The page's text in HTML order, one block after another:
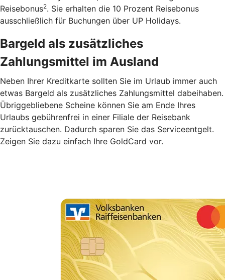
Reisebonus2. Sie erhalten die 10 Prozent Reisebonus
ausschließlich für Buchungen über UP Holidays.
Bargeld als zusätzliches
Zahlungsmittel im Ausland
Neben Ihrer Kreditkarte sollten Sie im Urlaub immer auch
etwas Bargeld als zusätzliches Zahlungsmittel dabeihaben.
Übriggebliebene Scheine können Sie am Ende Ihres
Urlaubs gebührenfrei in einer Filiale der Reisebank
zurücktauschen. Dadurch sparen Sie das Serviceentgelt.
Zeigen Sie dazu einfach Ihre GoldCard vor.